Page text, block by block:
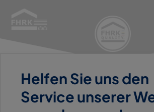
Helfen Sie uns den
Service unserer
11. März 2025
RAAB KARCHER